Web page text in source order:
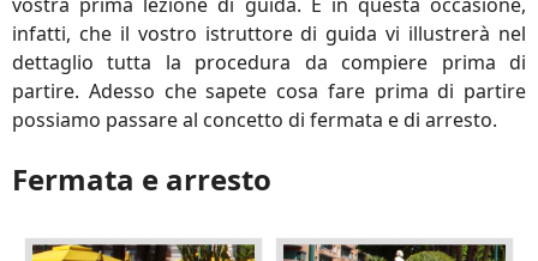
infatti, che il vostro istruttore di guida vi illustrerà nel
dettaglio tutta la procedura da compiere prima di
partire. Adesso che sapete cosa fare prima di partire
possiamo passare al concetto di fermata e di arresto.
Fermata e arresto